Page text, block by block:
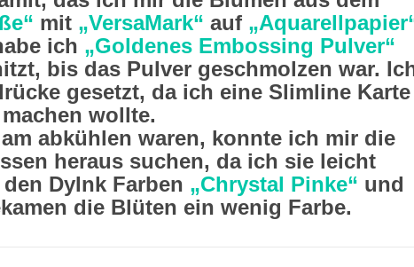
mit „VersaMark“ auf
ich „Goldenes Embossing Pulver“
bis das Pulver geschmolzen war.
gesetzt, da ich eine Slimline Karte
machen wollte.
abkühlen waren, konnte ich mir die
heraus suchen, da ich sie leicht
DyInk Farben „Chrystal Pinke“ und
die Blüten ein wenig Farbe.